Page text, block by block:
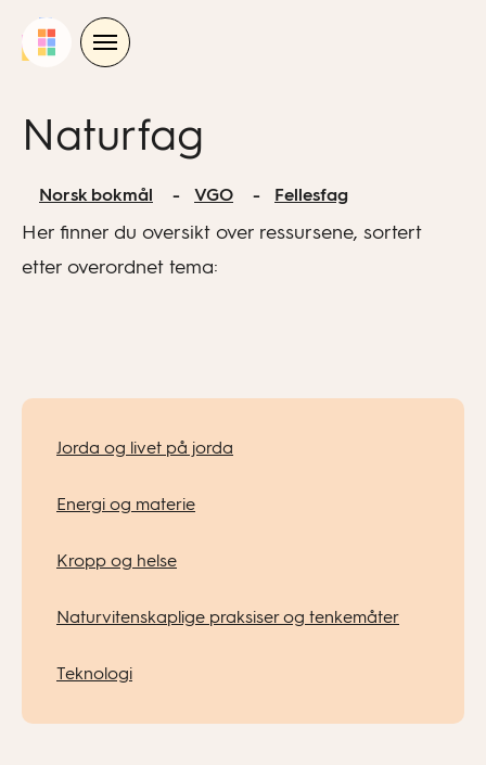
Naturfag
Norsk bokmål VGO Fellesfag
Her finner du oversikt over ressursene, sortert
etter overordnet tema:
Jorda og livet på jorda
Energi og materie
Kropp og helse
Naturvitenskaplige praksiser og tenkemåter
Teknologi